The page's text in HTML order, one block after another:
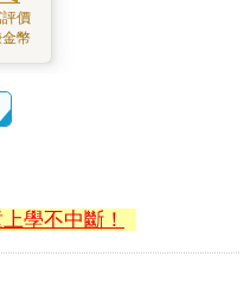
評價
金幣
學不中斷！